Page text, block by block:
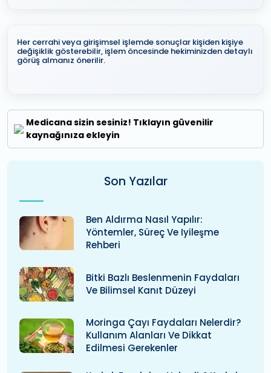
Her cerrahi veya girişimsel işlemde sonuçlar kişiden kişiye
değişiklik gösterebilir, işlem öncesinde hekiminizden detaylı
görüş almanız önerilir.
Medicana sizin sesiniz! Tıklayın güvenilir
kaynağınıza ekleyin
Son Yazılar
Ben Aldırma Nasıl Yapılır:
Yöntemler, Süreç Ve Iyileşme
Rehberi
Bitki Bazlı Beslenmenin Faydaları
Ve Bilimsel Kanıt Düzeyi
Moringa Çayı Faydaları Nelerdir?
Kullanım Alanları Ve Dikkat
Edilmesi Gerekenler